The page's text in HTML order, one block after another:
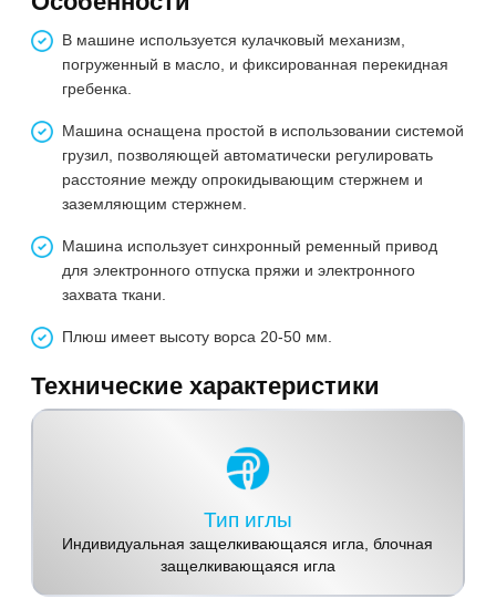
В машине используется кулачковый механизм,
погруженный в масло, и фиксированная перекидная
гребенка.
Машина оснащена простой в использовании системой
грузил, позволяющей автоматически регулировать
расстояние между опрокидывающим стержнем и
заземляющим стержнем.
Машина использует синхронный ременный привод
для электронного отпуска пряжи и электронного
захвата ткани.
Плюш имеет высоту ворса 20-50 мм.
Технические характеристики
Тип иглы
Индивидуальная защелкивающаяся игла, блочная
защелкивающаяся игла